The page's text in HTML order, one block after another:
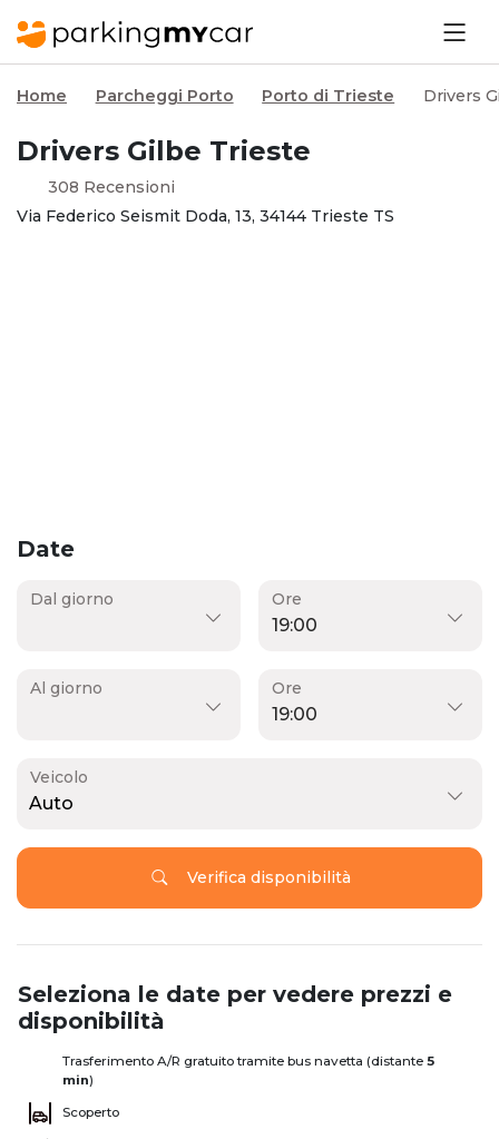
Home Parcheggi Porto Porto di Trieste Drivers
Drivers Gilbe Trieste
308 Recensioni
Via Federico Seismit Doda, 13, 34144 Trieste TS
Date
Dal giorno Ore
Al giorno Ore
Veicolo
Auto
Verifica disponibilità
Seleziona le date per vedere prezzi e
disponibilità
Trasferimento A/R gratuito tramite bus navetta (distante 5
min)
Scoperto